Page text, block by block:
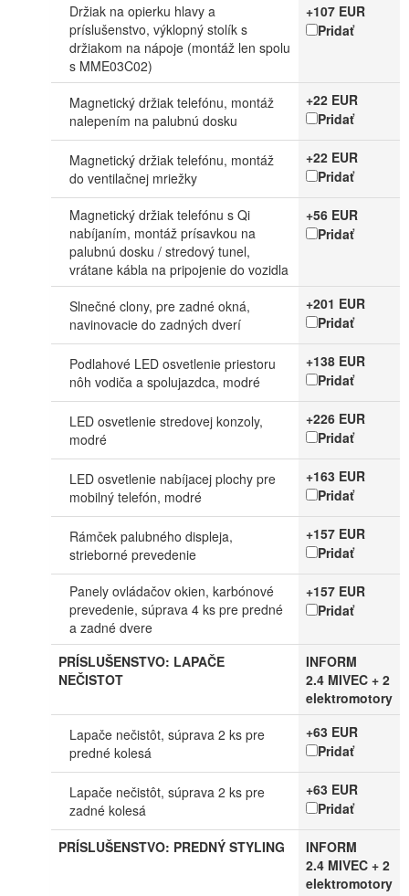
Držiak na opierku hlavy a
príslušenstvo, výklopný stolík s
držiakom na nápoje (montáž len spolu
s MME03C02)
+107 EUR
Pridať
Magnetický držiak telefónu, montáž
nalepením na palubnú dosku
+22 EUR
Pridať
Magnetický držiak telefónu, montáž
do ventilačnej mriežky
+22 EUR
Pridať
Magnetický držiak telefónu s Qi
nabíjaním, montáž prísavkou na
palubnú dosku / stredový tunel,
vrátane kábla na pripojenie do vozidla
+56 EUR
Pridať
Slnečné clony, pre zadné okná,
navinovacie do zadných dverí
+201 EUR
Pridať
Podlahové LED osvetlenie priestoru
nôh vodiča a spolujazdca, modré
+138 EUR
Pridať
LED osvetlenie stredovej konzoly,
modré
+226 EUR
Pridať
LED osvetlenie nabíjacej plochy pre
mobilný telefón, modré
+163 EUR
Pridať
Rámček palubného displeja,
strieborné prevedenie
+157 EUR
Pridať
Panely ovládačov okien, karbónové
prevedenie, súprava 4 ks pre predné
a zadné dvere
+157 EUR
Pridať
PRÍSLUŠENSTVO: LAPAČE
NEČISTOT
INFORM
2.4 MIVEC + 2
elektromotory
Lapače nečistôt, súprava 2 ks pre
predné kolesá
+63 EUR
Pridať
Lapače nečistôt, súprava 2 ks pre
zadné kolesá
+63 EUR
Pridať
PRÍSLUŠENSTVO: PREDNÝ STYLING
INFORM
2.4 MIVEC + 2
elektromotory